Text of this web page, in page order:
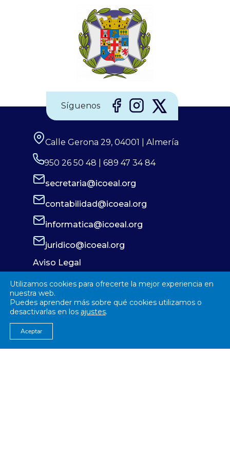
Síguenos
Calle Gerona 29, 04001 | Almería
950 26 50 48 | 689 47 34 84
secretaria@icoeal.org
contabilidad@icoeal.org
informatica@icoeal.org
juridico@icoeal.org
Aviso Legal
Política de Cookies
© 2026
Utilizamos cookies para ofrecerte la mejor experiencia en
nuestra web.
Puedes aprender más sobre qué cookies utilizamos o
desactivarlas en los ajustes.
Aceptar